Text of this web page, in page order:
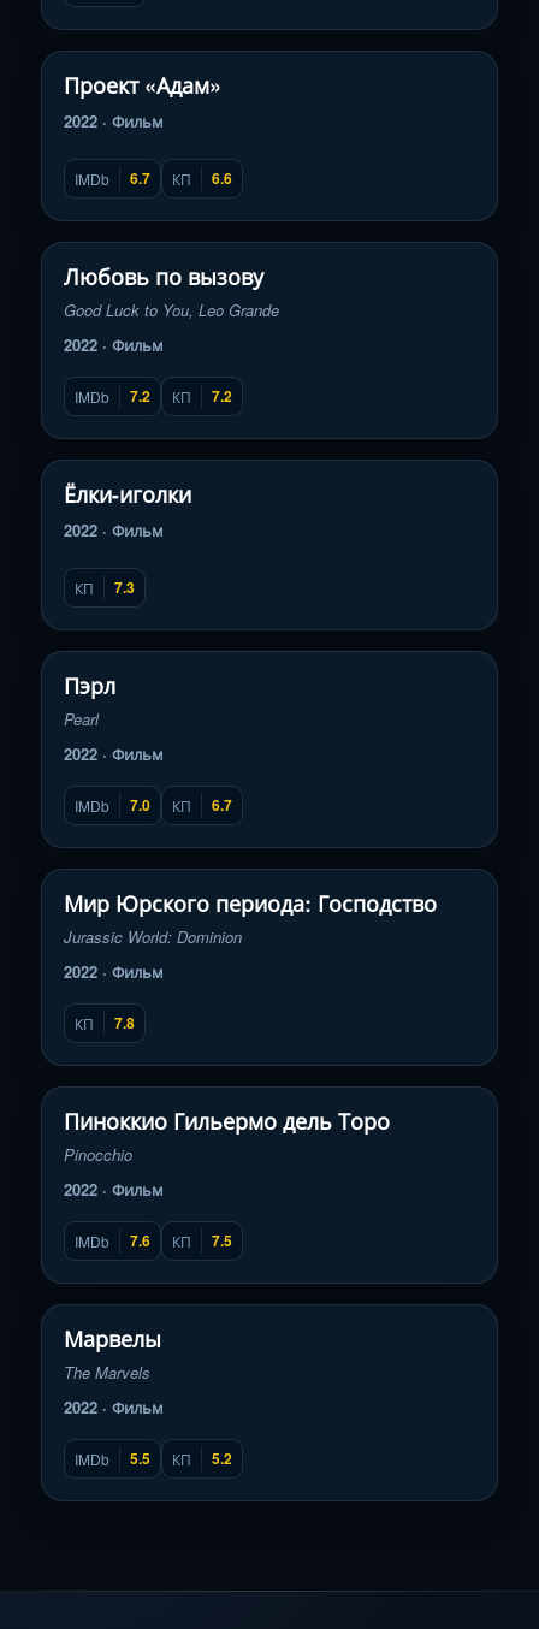
▶
Проект «Адам»
2022 · Фильм
IMDb 6.7 КП 6.6
▶
Любовь по вызову
Good Luck to You, Leo Grande
2022 · Фильм
IMDb 7.2 КП 7.2
▶
Ёлки-иголки
2022 · Фильм
КП 7.3
▶
Пэрл
Pearl
2022 · Фильм
IMDb 7.0 КП 6.7
▶
Мир Юрского периода: Господство
Jurassic World: Dominion
2022 · Фильм
КП 7.8
▶
Пиноккио Гильермо дель Торо
Pinocchio
2022 · Фильм
IMDb 7.6 КП 7.5
▶
Марвелы
The Marvels
2022 · Фильм
IMDb 5.5 КП 5.2